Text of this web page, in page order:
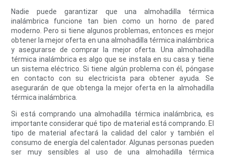
Nadie puede garantizar que una almohadilla térmica
inalámbrica funcione tan bien como un horno de pared
moderno. Pero si tiene algunos problemas, entonces es mejor
obtener la mejor oferta en una almohadilla térmica inalámbrica
y asegurarse de comprar la mejor oferta. Una almohadilla
térmica inalámbrica es algo que se instala en su casa y tiene
un sistema eléctrico. Si tiene algún problema con él, póngase
en contacto con su electricista para obtener ayuda. Se
asegurarán de que obtenga la mejor oferta en la almohadilla
térmica inalámbrica.
Si está comprando una almohadilla térmica inalámbrica, es
importante considerar qué tipo de material está comprando. El
tipo de material afectará la calidad del calor y también el
consumo de energía del calentador. Algunas personas pueden
ser muy sensibles al uso de una almohadilla térmica